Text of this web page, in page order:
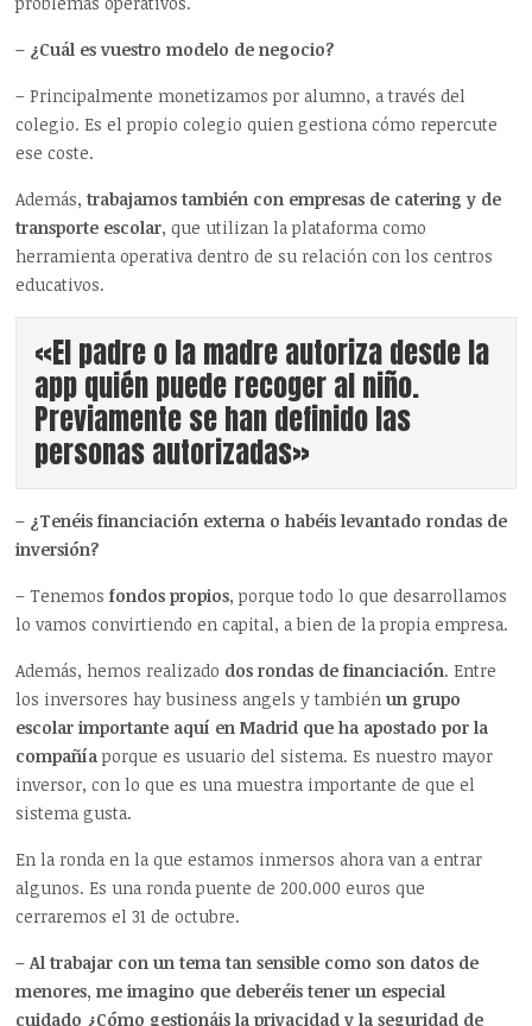
– ¿Cuál es vuestro modelo de negocio?
– Principalmente monetizamos por alumno, a través del
colegio. Es el propio colegio quien gestiona cómo repercute
ese coste.
Además,trabajamos también con empresas de catering y de
transporte escolar, que utilizan la plataforma como
herramienta operativa dentro de su relación con los centros
educativos.
«El padre o la madre autoriza desde la
app quién puede recoger al niño.
Previamente se han definido las
personas autorizadas»
– ¿Tenéis financiación externa o habéis levantado rondas de
inversión?
– Tenemosfondos propios, porque todo lo que desarrollamos
lo vamos convirtiendo en capital, a bien de la propia empresa.
Además, hemos realizado dos rondas de financiación. Entre
los inversores hay business angels y tambiénun grupo
escolar importante aquí en Madrid que ha apostado por la
compañíaporque es usuario del sistema. Es nuestro mayor
inversor, con lo que es una muestra importante de que el
sistema gusta.
En la ronda en la que estamos inmersos ahora van a entrar
algunos. Es una ronda puente de 200.000 euros que
cerraremos el 31 de octubre.
– Al trabajar con un tema tan sensible como son datos de
menores, me imagino que deberéis tener un especial
cuidado ¿Cómo gestionáis la privacidad y la seguridad de